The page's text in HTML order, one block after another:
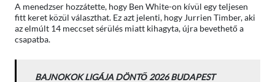
A menedzser hozzátette, hogy Ben White-on kívül egy teljesen
fitt keret közül választhat. Ez azt jelenti, hogy Jurrien Timber, aki
az elmúlt 14 meccset sérülés miatt kihagyta, újra bevethető a
csapatba.
BAJNOKOK LIGÁJA DÖNTŐ 2026 BUDAPEST